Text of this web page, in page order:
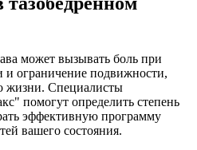
может вызывать боль при
и ограничение подвижности,
жизни. Специалисты
помогут определить степень
эффективную программу
вашего состояния.